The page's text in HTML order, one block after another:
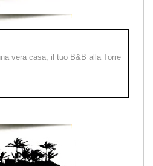
vera casa, il tuo B&B alla Torre